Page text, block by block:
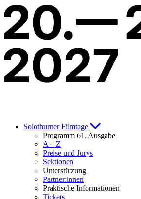
Solothurner Filmtage
Programm 61. Ausgabe
A – Z
Preise und Jurys
Sektionen
Unterstützung
Partner:innen
Praktische Informationen
Tickets